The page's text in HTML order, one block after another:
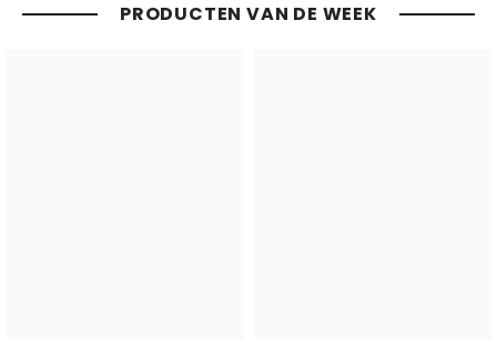
PRODUCTEN VAN DE WEEK